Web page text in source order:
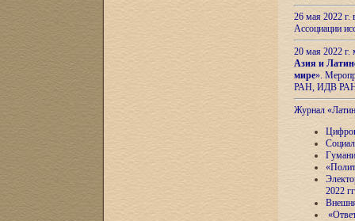
26 мая 2022
Ассоциации
20 мая 2022
Азия и
мире».
РАН, ИДВ
Журнал
2022